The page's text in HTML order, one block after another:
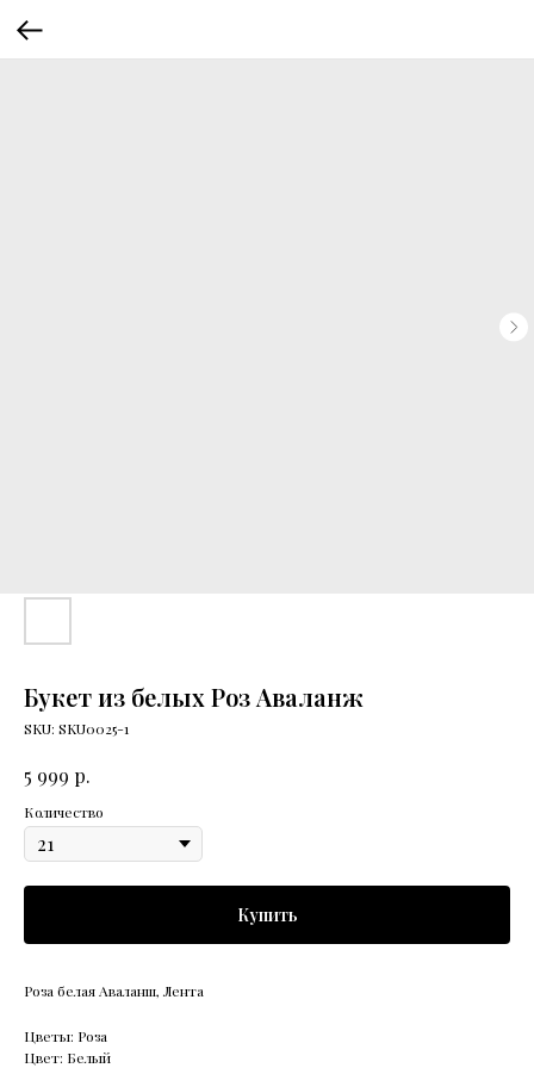
Букет из белых Роз Аваланж
SKU: SKU0025-1
5 999 р.
Количество
Купить
Роза белая Аваланш, Лента
Цветы: Роза
Цвет: Белый